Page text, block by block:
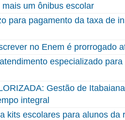
um ônibus escolar
para pagamento da taxa de
no Enem é prorrogado
especializado
Gestão de
integral
kits escolares para alunos da